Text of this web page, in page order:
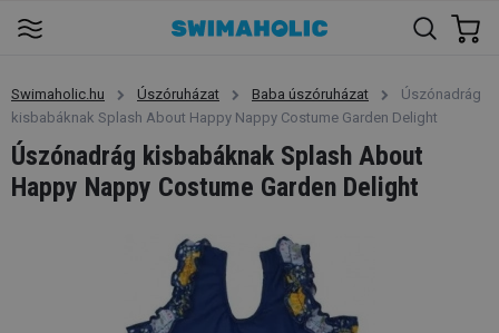
Swimaholic.hu Úszóruházat Baba úszóruházat
Úszónadrág
kisbabáknak Splash About Happy Nappy Costume Garden Delight
Úszónadrág kisbabáknak Splash About
Happy Nappy Costume Garden Delight